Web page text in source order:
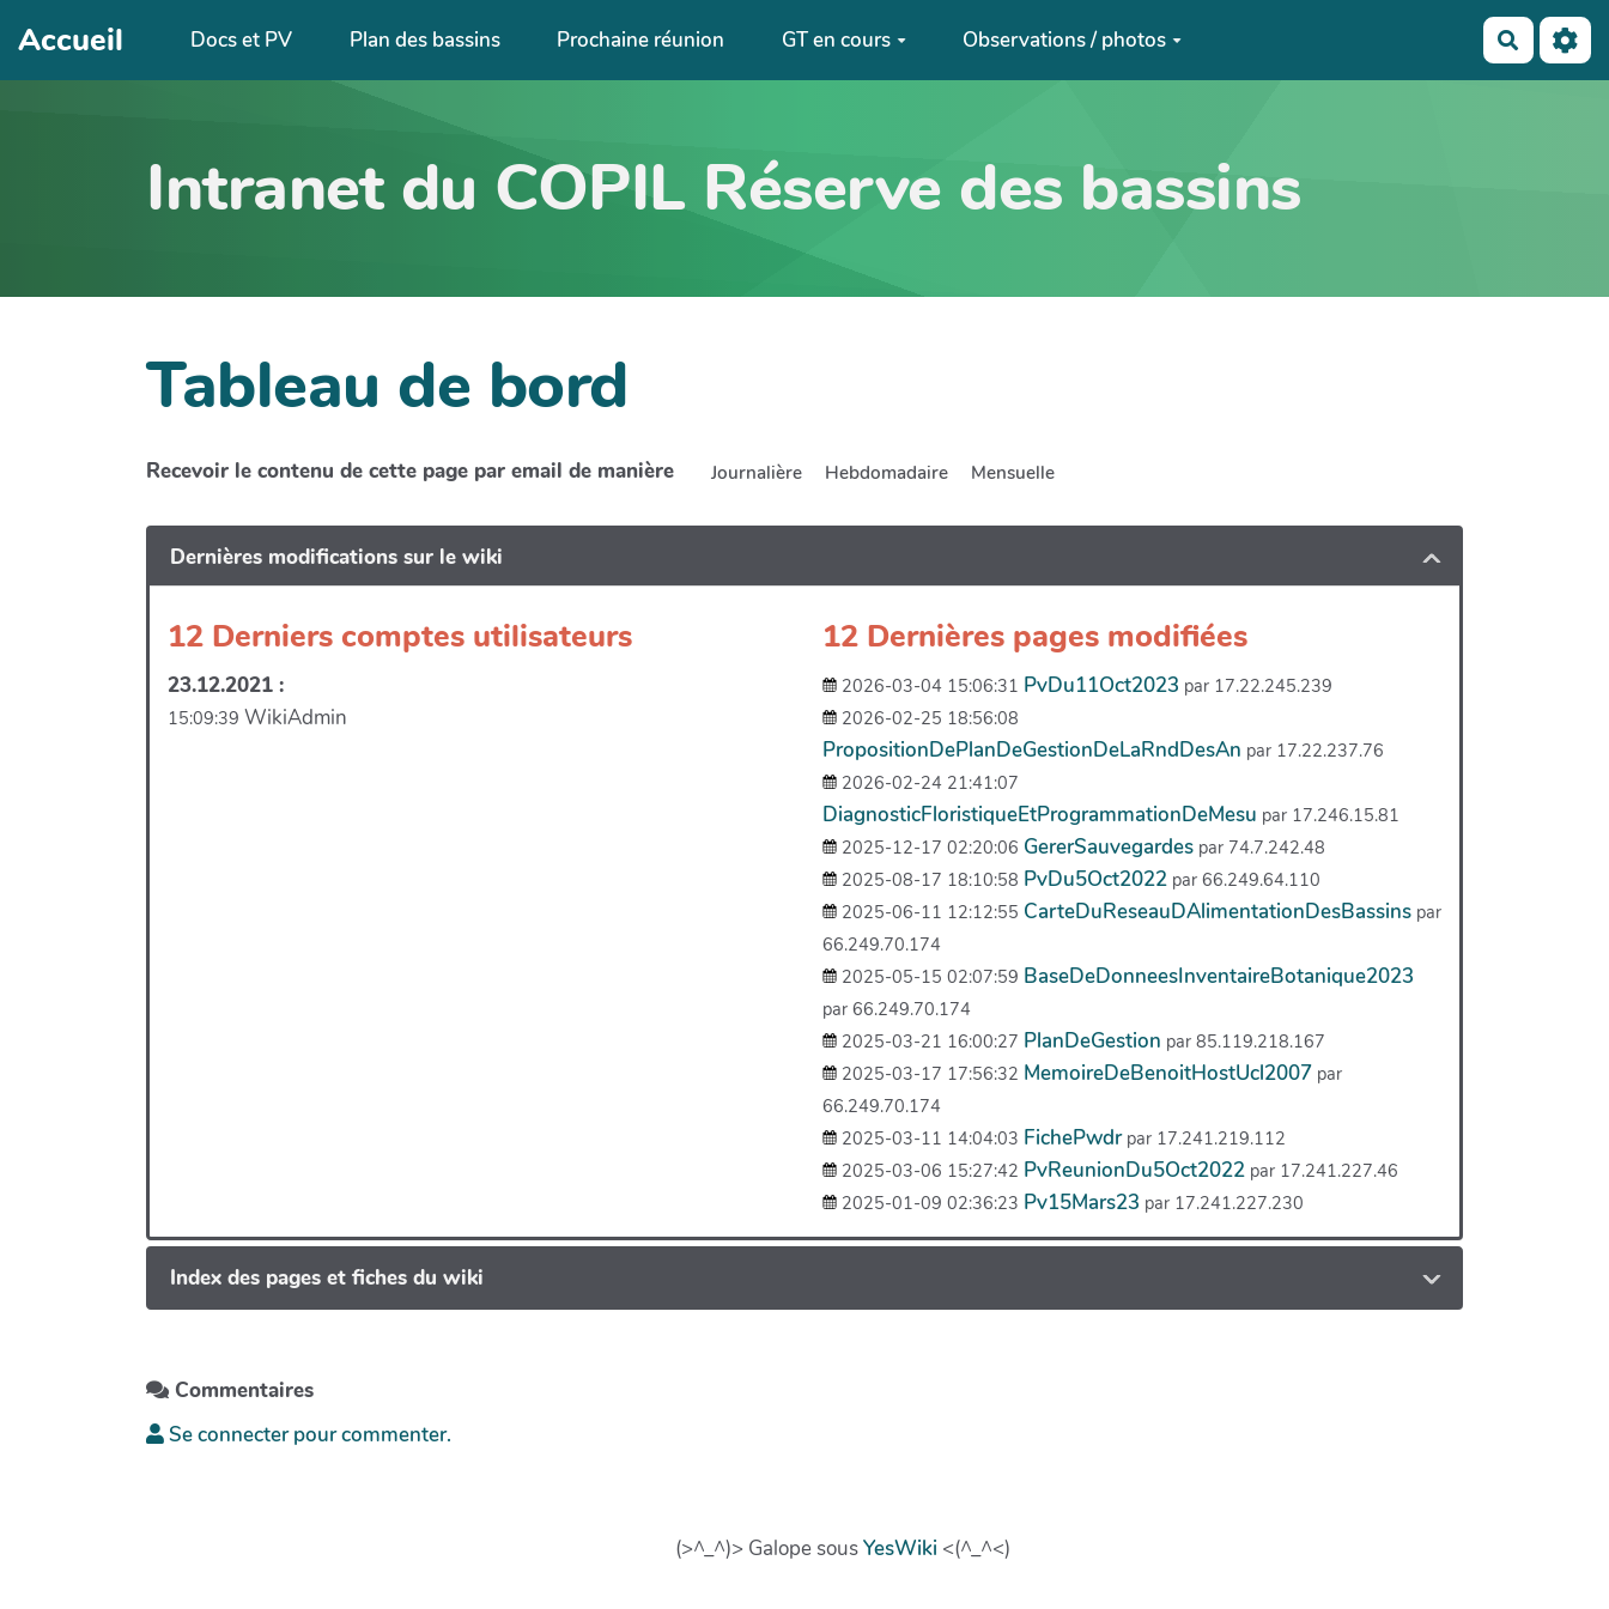
Aller au contenu principal
Accueil Docs et PV Plan des bassins Prochaine réunion GT en cours Observations / photos
Intranet du COPIL Réserve des bassins
Tableau de bord
Recevoir le contenu de cette page par email de manière Journalière Hebdomadaire Mensuelle
Dernières modifications sur le wiki
12 Derniers comptes utilisateurs
23.12.2021 :
15:09:39 WikiAdmin
12 Dernières pages modifiées
2026-03-04 15:06:31 PvDu11Oct2023 par 17.22.245.239
2026-02-25 18:56:08
PropositionDePlanDeGestionDeLaRndDesAn par 17.22.237.76
2026-02-24 21:41:07
DiagnosticFloristiqueEtProgrammationDeMesu par 17.246.15.81
2025-12-17 02:20:06 GererSauvegardes par 74.7.242.48
2025-08-17 18:10:58 PvDu5Oct2022 par 66.249.64.110
2025-06-11 12:12:55 CarteDuReseauDAlimentationDesBassins par
66.249.70.174
2025-05-15 02:07:59 BaseDeDonneesInventaireBotanique2023
par 66.249.70.174
2025-03-21 16:00:27 PlanDeGestion par 85.119.218.167
2025-03-17 17:56:32 MemoireDeBenoitHostUcl2007 par
66.249.70.174
2025-03-11 14:04:03 FichePwdr par 17.241.219.112
2025-03-06 15:27:42 PvReunionDu5Oct2022 par 17.241.227.46
2025-01-09 02:36:23 Pv15Mars23 par 17.241.227.230
Index des pages et fiches du wiki
Commentaires
Se connecter pour commenter.
(>^_^)> Galope sousYesWiki <(^_^<)